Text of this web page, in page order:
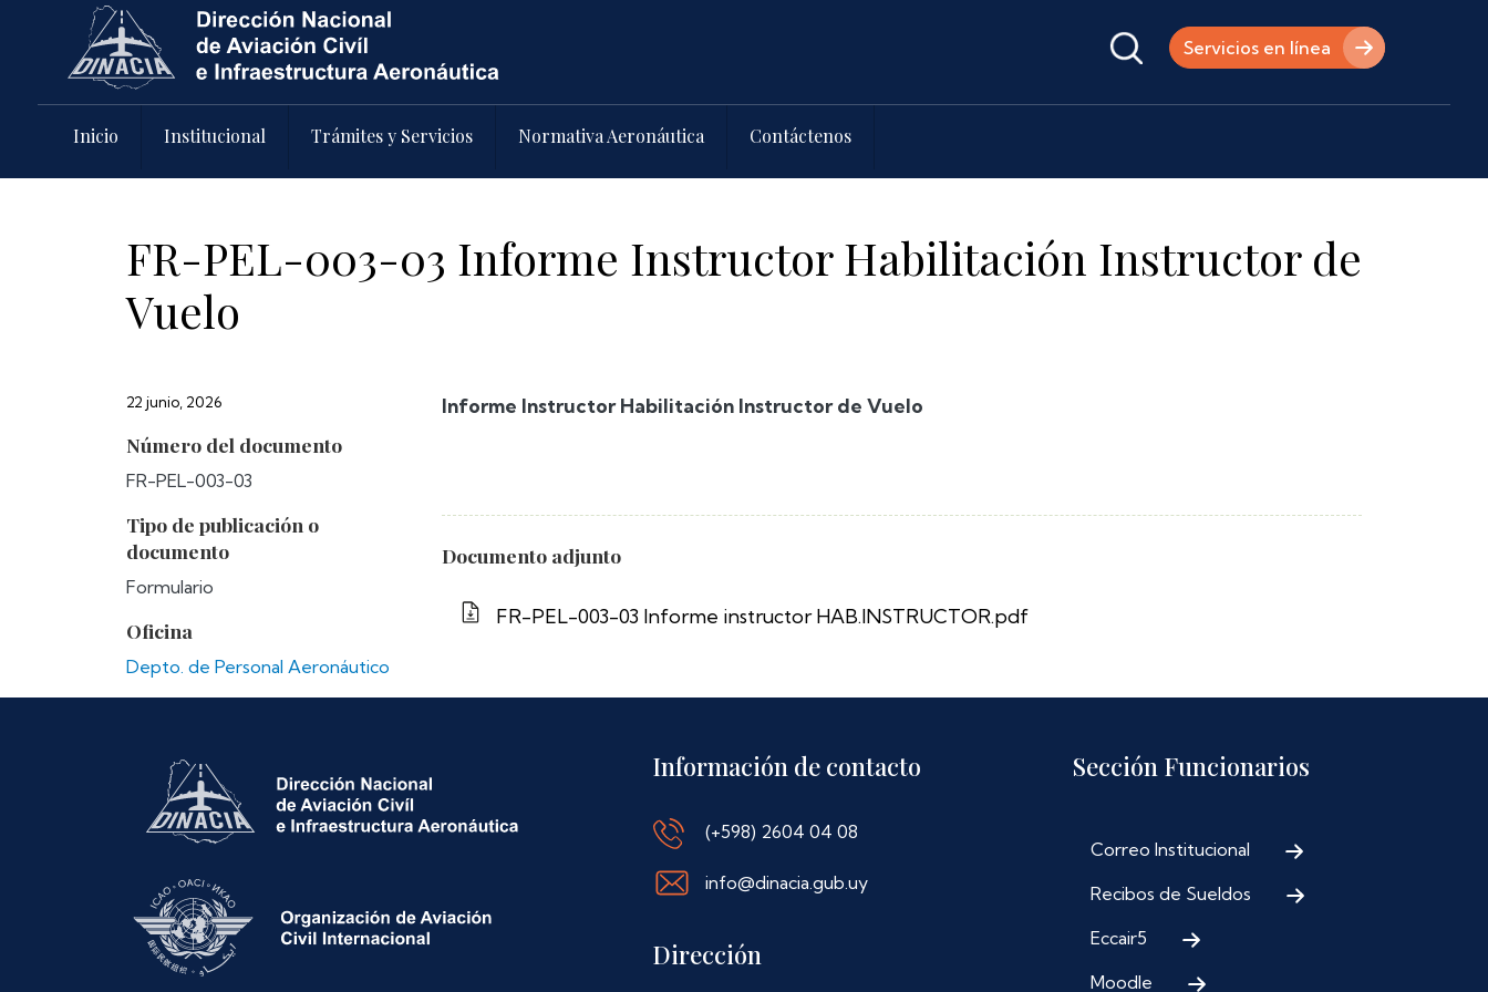
Pasar al contenido principal
Servicios en línea
Inicio Institucional Trámites y Servicios Normativa Aeronáutica Contáctenos
FR-PEL-003-03 Informe Instructor Habilitación Instructor de
Vuelo
22 junio, 2026
Número del documento
FR-PEL-003-03
Tipo de publicación o
documento
Formulario
Oficina
Depto. de Personal Aeronáutico
Informe Instructor Habilitación Instructor de Vuelo
Documento adjunto
FR-PEL-003-03 Informe instructor HAB.INSTRUCTOR.pdf
Información de contacto
(+598) 2604 04 08
info@dinacia.gub.uy
Dirección
Sección Funcionarios
Correo Institucional
Recibos de Sueldos
Eccair5
Moodle